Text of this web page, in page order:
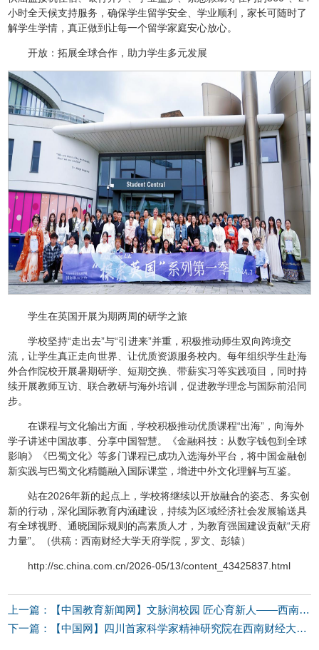
小时全天候支持服务，确保学生留学安全、学业顺利，家长可随时了
解学生学情，真正做到让每一个留学家庭安心放心。
开放：拓展全球合作，助力学生多元发展
学生在英国开展为期两周的研学之旅
学校坚持“走出去”与“引进来”并重，积极推动师生双向跨境交
流，让学生真正走向世界、让优质资源服务校内。每年组织学生赴海
外合作院校开展暑期研学、短期交换、带薪实习等实践项目，同时持
续开展教师互访、联合教研与海外培训，促进教学理念与国际前沿同
步。
在课程与文化输出方面，学校积极推动优质课程“出海”，向海外
学子讲述中国故事、分享中国智慧。《金融科技：从数字钱包到全球
影响》《巴蜀文化》等多门课程已成功入选海外平台，将中国金融创
新实践与巴蜀文化精髓融入国际课堂，增进中外文化理解与互鉴。
站在2026年新的起点上，学校将继续以开放融合的姿态、务实创
新的行动，深化国际教育内涵建设，持续为区域经济社会发展输送具
有全球视野、通晓国际规则的高素质人才，为教育强国建设贡献“天府
力量”。（供稿：西南财经大学天府学院，罗文、彭辕）
http://sc.china.com.cn/2026-05/13/content_43425837.html
上一篇：【中国教育新闻网】文脉润校园 匠心育新人——西南财经大学天府学院深耕文化育人实践厚植青年成长底色
下一篇：【中国网】四川首家科学家精神研究院在西南财经大学天府学院正式成立